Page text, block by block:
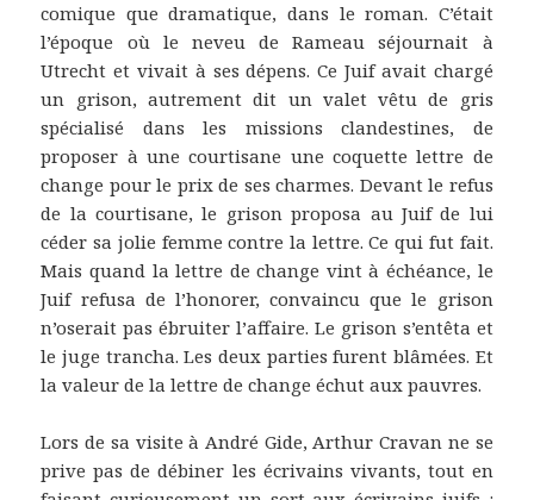
comique que dramatique, dans le roman. C’était
l’époque où le neveu de Rameau séjournait à
Utrecht et vivait à ses dépens. Ce Juif avait chargé
un grison, autrement dit un valet vêtu de gris
spécialisé dans les missions clandestines, de
proposer à une courtisane une coquette lettre de
change pour le prix de ses charmes. Devant le refus
de la courtisane, le grison proposa au Juif de lui
céder sa jolie femme contre la lettre. Ce qui fut fait.
Mais quand la lettre de change vint à échéance, le
Juif refusa de l’honorer, convaincu que le grison
n’oserait pas ébruiter l’affaire. Le grison s’entêta et
le juge trancha. Les deux parties furent blâmées. Et
la valeur de la lettre de change échut aux pauvres.
Lors de sa visite à André Gide, Arthur Cravan ne se
prive pas de débiner les écrivains vivants, tout en